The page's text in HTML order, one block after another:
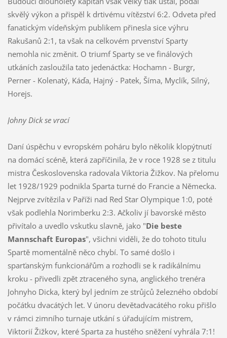
skvělý výkon a přispěl k drtivému vítězství 6:2. Odveta před
fanatickým vídeňským publikem přinesla sice výhru
Rakušanů 2:1, ta však na celkovém prvenství Sparty
nemohla nic změnit. O triumf Sparty se ve finálových
utkáních zasloužila tato jedenáctka: Hochamn - Burgr,
Perner - Kolenatý, Káďa, Hajný - Patek, Šíma, Myclík, Silný,
Horejs.
Johny Dick se vrací
Daní úspěchu v evropském poháru bylo několik klopýtnutí
na domácí scéně, která zapříčinila, že v roce 1928 se z titulu
mistra Československa radovala Viktoria Žižkov. Na přelomu
let 1928/1929 podnikla Sparta turné do Francie a Německa.
Nejprve zvítězila v Paříži nad Red Star Olympique 1:0, poté
však podlehla Norimberku 2:3. Ačkoliv jí bavorské město
přivítalo a uvedlo vskutku slavně, jako "Die beste
Mannschaft Europas", všichni viděli, že do tohoto titulu
Spartě momentálně něco chybí. To samé došlo i
sparťanským funkcionářům a rozhodli se k radikálnímu
kroku - přivedli zpět ztraceného syna, anglického trenéra
Johnyho Dicka, který byl jedním ze strůjců železného období
počátku dvacátých let. V únoru devětadvacátého roku přišlo
v rámci zimního turnaje utkání s úřadujícím mistrem,
Viktorií Žižkov, které Sparta za hustého sněžení vyhrála 7:1!